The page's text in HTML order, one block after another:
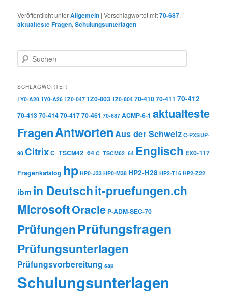
Veröffentlicht unterAllgemein |Verschlagwortet mit70-687,
aktualteste Fragen,Schulungsunterlagen
Suchen
SCHLAGWÖRTER
1Y0-A20 1Y0-A26 1Z0-047 1Z0-803 1Z0-804 70-41070-411 70-412
70-41370-41470-41770-461 70-687 ACMP-6-1 aktualteste
FragenAntwortenAus der Schweiz C-PXSUP-
90 CitrixC_TSCM42_64 C_TSCM62_64 Englisch EX0-117
Fragenkatalog hp HP0-J33 HP0-M38 HP2-H28 HP2-T16 HP2-Z22
ibm in Deutschit-pruefungen.ch
MicrosoftOracle P-ADM-SEC-70
PrüfungenPrüfungsfragen
Prüfungsunterlagen
Prüfungsvorbereitung sap
Schulungsunterlagen